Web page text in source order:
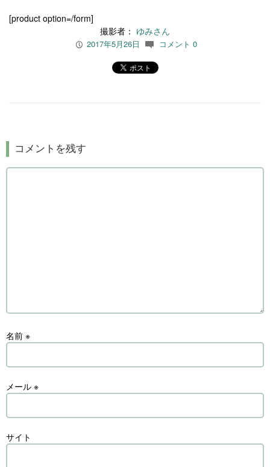
[product option=/form]
撮影者： ゆみさん
P 2017年5月26日 c コメント 0
コメントを残す
名前 ※
メール ※
サイト